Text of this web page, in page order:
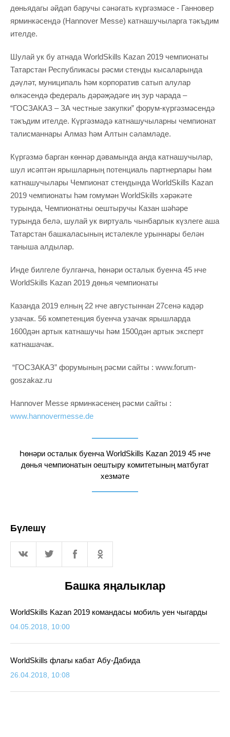
дөньядагы әйдәп баручы сәнәгать күргәзмәсе - Ганновер
ярминкәсендә (Hannover Messe) катнашучыларга тәкъдим
ителде.
Шулай ук бу атнада WorldSkills Kazan 2019 чемпионаты
Татарстан Республикасы рәсми стенды кысаларында
дәүләт, муниципаль һәм корпоратив сатып алулар
өлкәсендә федераль дәрәҗәдәге иң зур чарада –
“ГОСЗАКАЗ – ЗА честные закупки” форум-күргәзмәсендә
тәкъдим ителде. Күргәзмәдә катнашучыларны чемпионат
талисманнары Алмаз һәм Алтын сәламләде.
Күргәзмә барган көннәр дәвамында анда катнашучылар,
шул исәптән ярышларның потенциаль партнерлары һәм
катнашучылары Чемпионат стендында WorldSkills Kazan
2019 чемпионаты һәм гомумән WorldSkills хәрәкәте
турында, Чемпионатны оештыручы Казан шәһәре
турында белә, шулай ук виртуаль чынбарлык күзлеге аша
Татарстан башкаласының истәлекле урыннары белән
таныша алдылар.
Инде билгеле булганча, һөнәри осталык буенча 45 нче
WorldSkills Kazan 2019 дөнья чемпионаты
Казанда 2019 елның 22 нче августыннан 27сенә кадәр
узачак. 56 компетенция буенча узачак ярышларда
1600дән артык катнашучы һәм 1500дән артык эксперт
катнашачак.
“ГОСЗАКАЗ” форумының рәсми сайты : www.forum-
goszakaz.ru
Hannover Messe ярминкәсенең рәсми сайты :
www.hannovermesse.de
Һөнәри осталык буенча WorldSkills Kazan 2019 45 нче
дөнья чемпионатын оештыру комитетының матбугат
хезмәте
Бүлешү
Башка яңалыклар
WorldSkills Kazan 2019 командасы мобиль уен чыгарды
04.05.2018, 10:00
WorldSkills флагы кабат Абу-Дабида
26.04.2018, 10:08